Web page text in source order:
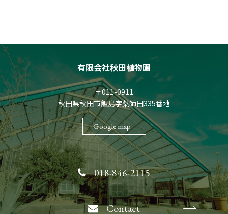
有限会社秋田植物園
〒011-0911
秋田県秋田市飯島字薬師田335番地
Google map
018-846-2115
Contact